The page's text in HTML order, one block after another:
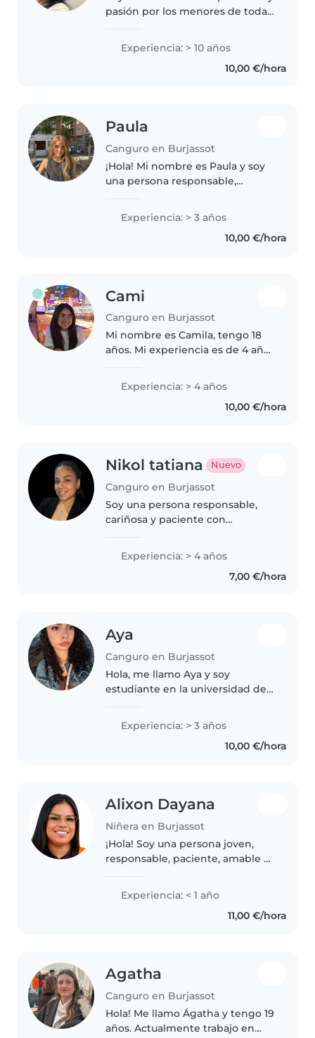
pasión por los menores de todas
experiencia avalada y formación
necesaria, siendo capaz de
brindar un ambiente seguro y
Experiencia: > 10 años
10,00 €/hora
Paula
Canguro en Burjassot
¡Hola! Mi nombre es Paula y soy
una persona responsable,
Disfruto creando un ambiente
seguro, divertido y de confianza,..
Experiencia: > 3 años
10,00 €/hora
Cami
Canguro en Burjassot
Mi nombre es Camila, tengo 18
años. Mi experiencia es de 4 años
edad, gracias a un voluntariado al
cuidado de niños en mi iglesia,
Experiencia: > 4 años
10,00 €/hora
Nikol tatiana Nuevo
Canguro en Burjassot
Soy una persona responsable,
cariñosa y paciente con
niños. Me encargo de garantizar
su bienestar y seguridad,
organizar actividades educativas
Experiencia: > 4 años
7,00 €/hora
Aya
Canguro en Burjassot
Hola, me llamo Aya y soy
estudiante en la universidad de
niños y tengo experiencia
cuidándolos, además de haber
cuidado perros, lo que me hace
Experiencia: > 3 años
10,00 €/hora
Alixon Dayana
Niñera en Burjassot
¡Hola! Soy una persona joven,
responsable, paciente, amable y
niños desde bebés hasta los 9
años y disfruto acompañarlos en
su crecimiento con juegos,..
Experiencia: < 1 año
11,00 €/hora
Agatha
Canguro en Burjassot
Hola! Me llamo Ágatha y tengo 19
años. Actualmente trabajo en